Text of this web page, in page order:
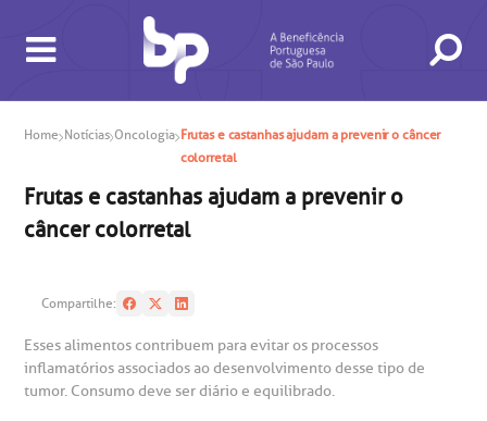
Home Notícias Oncologia Frutas e castanhas ajudam a prevenir o câncer
colorretal
Frutas e castanhas ajudam a prevenir o
câncer colorretal
Compartilhe:
Esses alimentos contribuem para evitar os processos
inflamatórios associados ao desenvolvimento desse tipo de
tumor. Consumo deve ser diário e equilibrado.